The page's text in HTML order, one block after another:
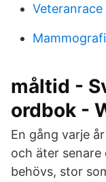
Veteranrace
måltid -
ordbok -
En gång varje
och äter senare
behövs, stor